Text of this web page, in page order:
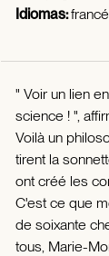
Idiomas:
" Voir un lien
science ! ",
Voilà un
tirent la
ont créé les
C'est ce que
de soixante
tous, Marie-